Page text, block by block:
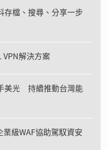
存檔、搜尋、分享一步
解決方案
美光 持續推動台灣能
級WAF協助駕馭資安